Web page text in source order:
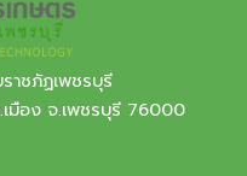
าชภัฏเพชรบุรี
มือง จ.เพชรบุรี 76000